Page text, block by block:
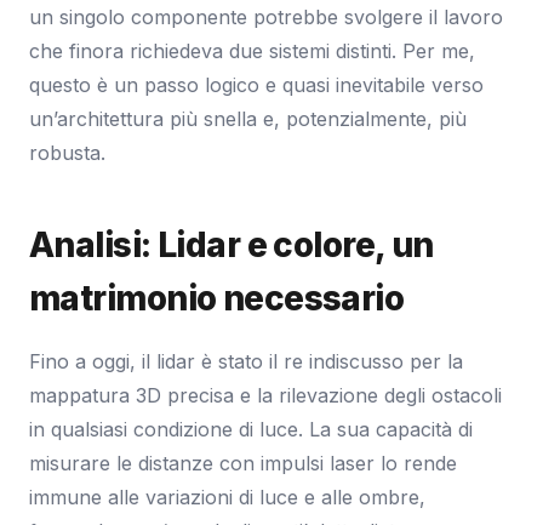
un singolo componente potrebbe svolgere il lavoro
che finora richiedeva due sistemi distinti. Per me,
questo è un passo logico e quasi inevitabile verso
un’architettura più snella e, potenzialmente, più
robusta.
Analisi: Lidar e colore, un
matrimonio necessario
Fino a oggi, il lidar è stato il re indiscusso per la
mappatura 3D precisa e la rilevazione degli ostacoli
in qualsiasi condizione di luce. La sua capacità di
misurare le distanze con impulsi laser lo rende
immune alle variazioni di luce e alle ombre,